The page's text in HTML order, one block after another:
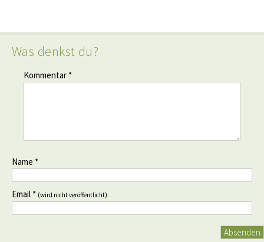
Was denkst du?
Kommentar *
Name *
Email * (wird nicht veröffentlicht)